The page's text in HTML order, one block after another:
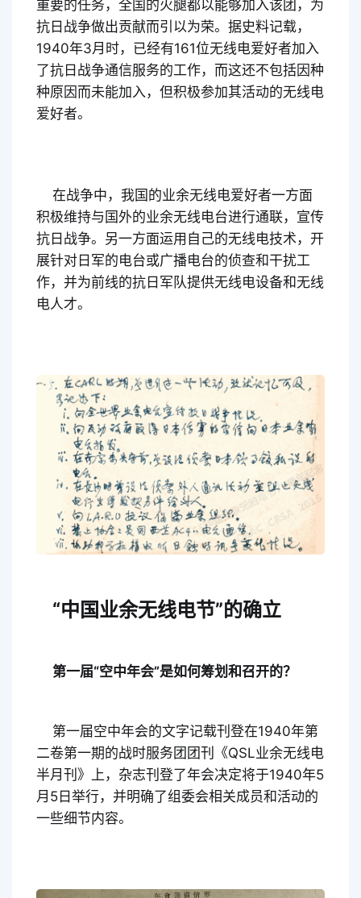
重要的任务，全国的火腿都以能够加入该团，为
抗日战争做出贡献而引以为荣。据史料记载，
1940年3月时，已经有161位无线电爱好者加入
了抗日战争通信服务的工作，而这还不包括因种
种原因而未能加入，但积极参加其活动的无线电
爱好者。
在战争中，我国的业余无线电爱好者一方面
积极维持与国外的业余无线电台进行通联，宣传
抗日战争。另一方面运用自己的无线电技术，开
展针对日军的电台或广播电台的侦查和干扰工
作，并为前线的抗日军队提供无线电设备和无线
电人才。
“中国业余无线电节”的确立
第一届“空中年会”是如何筹划和召开的？
第一届空中年会的文字记载刊登在1940年第
二卷第一期的战时服务团团刊《QSL业余无线电
半月刊》上，杂志刊登了年会决定将于1940年5
月5日举行，并明确了组委会相关成员和活动的
一些细节内容。